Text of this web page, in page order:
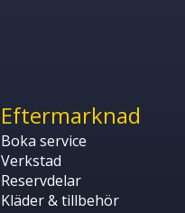
Eftermarknad
Boka service
Verkstad
Reservdelar
Kläder & tillbehör